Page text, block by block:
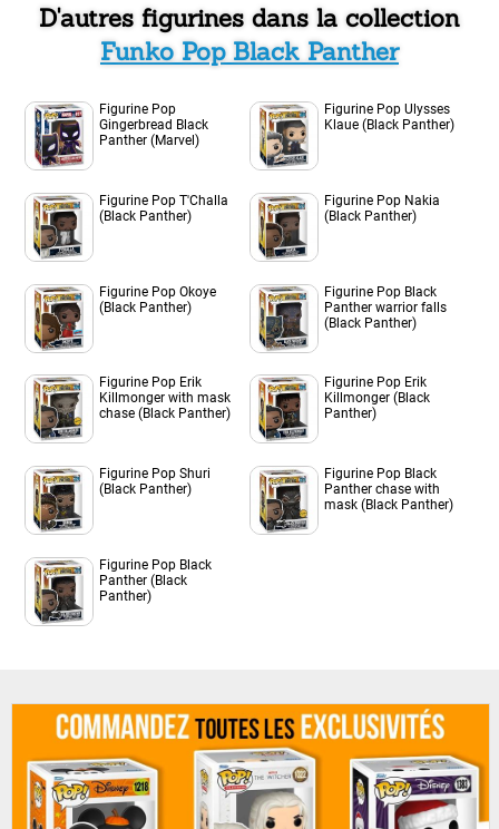
D'autres figurines dans la collection
Funko Pop Black Panther
Figurine Pop
Gingerbread Black
Panther (Marvel)
Figurine Pop Ulysses
Klaue (Black Panther)
Figurine Pop T'Challa
(Black Panther)
Figurine Pop Nakia
(Black Panther)
Figurine Pop Okoye
(Black Panther)
Figurine Pop Black
Panther warrior falls
(Black Panther)
Figurine Pop Erik
Killmonger with mask
chase (Black Panther)
Figurine Pop Erik
Killmonger (Black
Panther)
Figurine Pop Shuri
(Black Panther)
Figurine Pop Black
Panther chase with
mask (Black Panther)
Figurine Pop Black
Panther (Black
Panther)